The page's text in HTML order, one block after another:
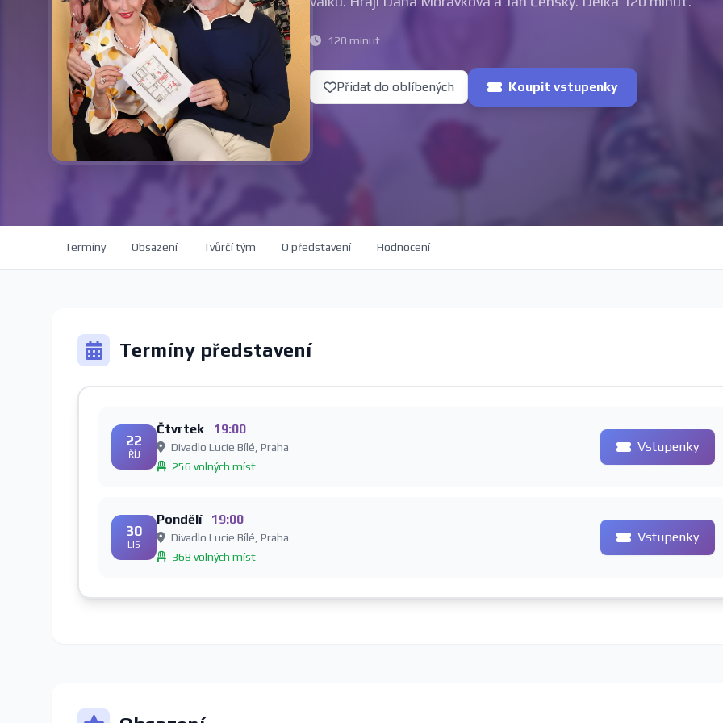
120 minut
Přidat do oblíbených Koupit vstupenky
Termíny Obsazení Tvůrčí tým O představení Hodnocení
Termíny představení
22
ŘÍJ
Čtvrtek 19:00
Divadlo Lucie Bílé, Praha
256 volných míst
Vstupenky
30
LIS
Pondělí 19:00
Divadlo Lucie Bílé, Praha
368 volných míst
Vstupenky